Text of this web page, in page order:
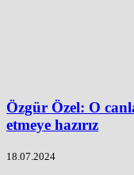
Özgür Özel: O
etmeye hazırız
18.07.2024